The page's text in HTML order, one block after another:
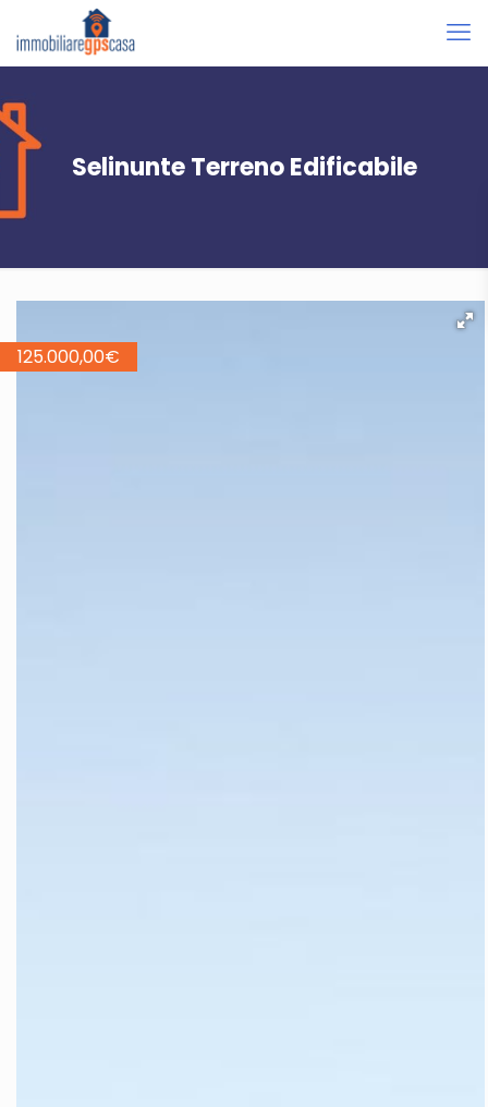
Selinunte Terreno Edificabile
125.000,00€